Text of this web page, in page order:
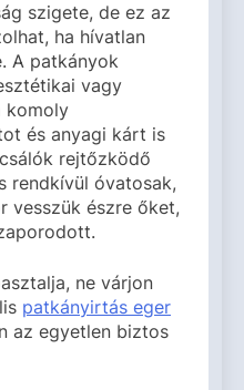
szigete, de ez az
ha hívatlan
A patkányok
vagy
komoly
és anyagi kárt is
rejtőzködő
rendkívül óvatosak,
vesszük észre őket,
ne várjon
patkányirtás eger
az egyetlen biztos